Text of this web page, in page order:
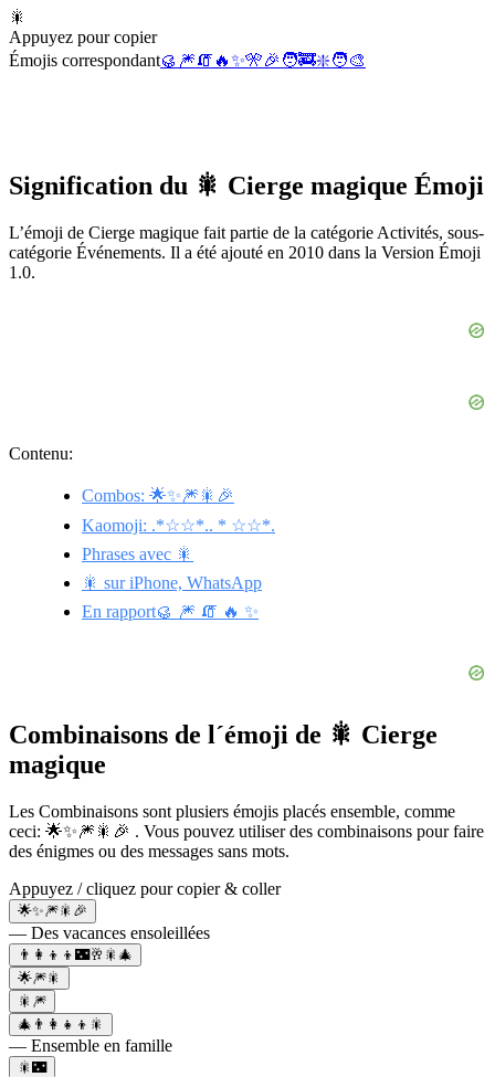
🎇
Appuyez pour copier
Émojis correspondant🥮 🎆🧯 🔥✨🎌🎉 🧑‍🚒❇️🧑‍🎨
Signification du 🎇 Cierge magique Émoji
L’émoji de Cierge magique fait partie de la catégorie Activités, sous-
catégorie Événements. Il a été ajouté en 2010 dans la Version Émoji
1.0.
Contenu:
Combos: 🌟✨🎆🎇🎉
Kaomoji: .*☆☆*.. * ☆☆*.
Phrases avec 🎇
🎇 sur iPhone, WhatsApp
En rapport🥮 🎆 🧯 🔥 ✨
Combinaisons de l´émoji de 🎇 Cierge
magique
Les Combinaisons sont plusiers émojis placés ensemble, comme
ceci: 🌟✨🎆🎇🎉 . Vous pouvez utiliser des combinaisons pour faire
des énigmes ou des messages sans mots.
Appuyez / cliquez pour copier & coller
🌟✨🎆🎇🎉
— Des vacances ensoleillées
👨‍👩‍👦‍👦🌃🥂🎇🎄
🌟🎆🎇
🎇🎆
🎄👨‍👩‍👧‍👦🎇
— Ensemble en famille
🎇🌃